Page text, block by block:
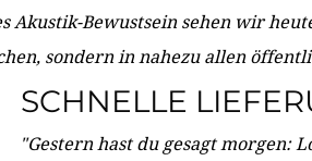
Akustik-Bewustsein sehen wir
sondern in nahezu allen
SCHNELLE
"Gestern hast du gesagt morgen: